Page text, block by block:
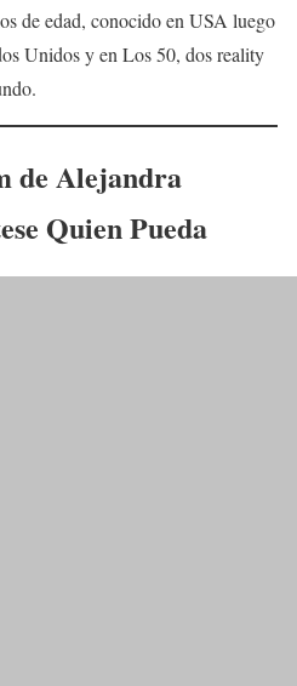
de edad, conocido en USA luego
Unidos y en Los 50, dos reality
de Alejandra
Quien Pueda